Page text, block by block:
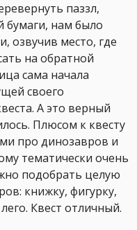
паззл,
бумаги, нам было
озвучив место, где
на обратной
сама начала
своего
А это верный
Плюсом к квесту
про динозавров и
тематически очень
подобрать целую
книжку, фигурку,
Квест отличный.